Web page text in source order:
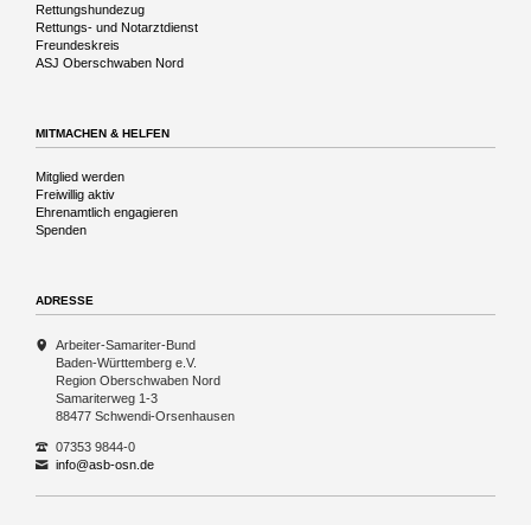
Rettungshundezug
Rettungs- und Notarztdienst
Freundeskreis
ASJ Oberschwaben Nord
MITMACHEN & HELFEN
Navigation
überspringen
Mitglied werden
Freiwillig aktiv
Ehrenamtlich engagieren
Spenden
ADRESSE
Arbeiter-Samariter-Bund
Baden-Württemberg e.V.
Region Oberschwaben Nord
Samariterweg 1-3
88477 Schwendi-Orsenhausen
07353 9844-0
info@asb-osn.de